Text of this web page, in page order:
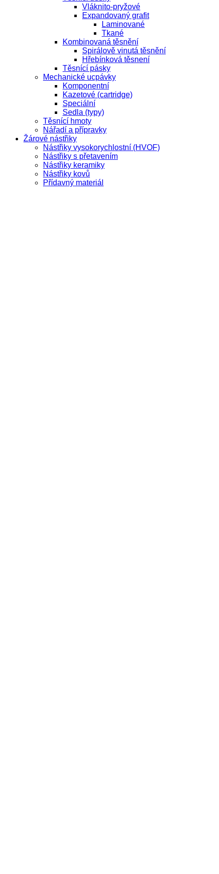
Vláknito-pryžové
Expandovaný grafit
Laminované
Tkané
Kombinovaná těsnění
Spirálově vinutá těsnění
Hřebínková těsnení
Těsnící pásky
Mechanické ucpávky
Komponentní
Kazetové (cartridge)
Speciální
Sedla (typy)
Těsnící hmoty
Nářadí a přípravky
Žárové nástřiky
Nástřiky vysokorychlostní (HVOF)
Nástřiky s přetavením
Nástřiky keramiky
Nástřiky kovů
Přídavný materiál